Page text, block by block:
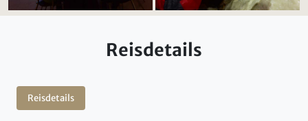
Reisdetails
Reisdetails